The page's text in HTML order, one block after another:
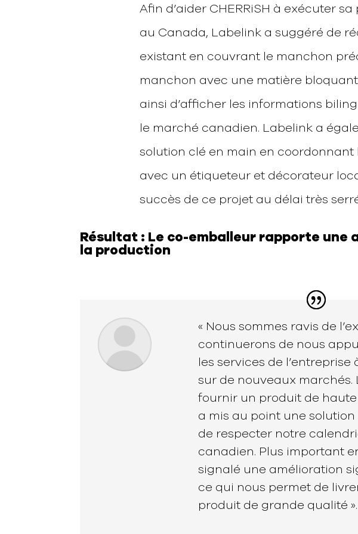
Afin d’aider CHERRiSH à exécuter
au Canada, Labelink a suggéré de
existant en couvrant le manchon
manchon avec une matière
ainsi d’afficher les informations
le marché canadien. Labelink a
solution clé en main en coordonnant
avec un étiqueteur et décorateur
succès de ce projet au délai très
Résultat : Le co-emballeur rapporte
la production
« Nous sommes ravis de
continuerons de nous
les services de
sur de nouveaux marchés.
fournir un produit de
a mis au point une
de respecter notre
canadien. Plus important
signalé une amélioration
ce qui nous permet de
produit de grande qualité ».